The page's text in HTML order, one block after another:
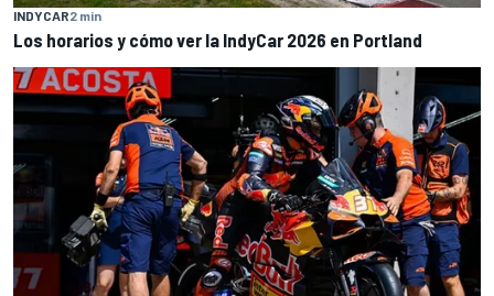
INDYCAR2 min
Los horarios y cómo ver la IndyCar 2026 en Portland